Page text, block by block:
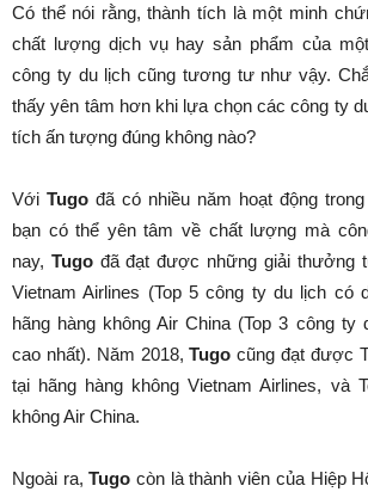
Có thể nói rằng, thành tích là một minh
chất lượng dịch vụ hay sản phẩm của
công ty du lịch cũng tương tư như vậy.
thấy yên tâm hơn khi lựa chọn các công ty
tích ấn tượng đúng không nào?
Với Tugo đã có nhiều năm hoạt động
bạn có thể yên tâm về chất lượng mà
nay, Tugođã đạt được những giải thưởng
Vietnam Airlines (Top 5 công ty du lịch có
hãng hàng không Air China (Top 3 công ty
cao nhất). Năm 2018,Tugo cũng đạt được
tại hãng hàng không Vietnam Airlines, và
không Air China.
Ngoài ra,Tugo còn là thành viên của Hiệp